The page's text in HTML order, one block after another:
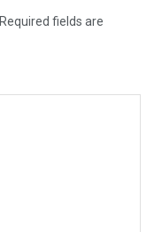
Required fields are